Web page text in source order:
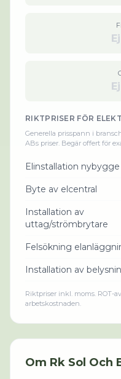
RIKTPRISER FÖR
Generella prisspann i
ABs priser. Begär offert för
Elinstallation nybygge
Byte av elcentral
Installation av
uttag/strömbrytare
Felsökning
Installation av
Riktpriser inkl. moms. ROT-
arbetskostnaden.
Om Rk Sol Och